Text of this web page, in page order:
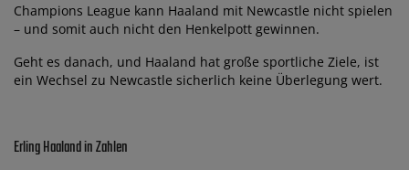
Champions League kann Haaland mit Newcastle nicht spielen
– und somit auch nicht den Henkelpott gewinnen.
Geht es danach, und Haaland hat große sportliche Ziele, ist
ein Wechsel zu Newcastle sicherlich keine Überlegung wert.
Erling Haaland in Zahlen